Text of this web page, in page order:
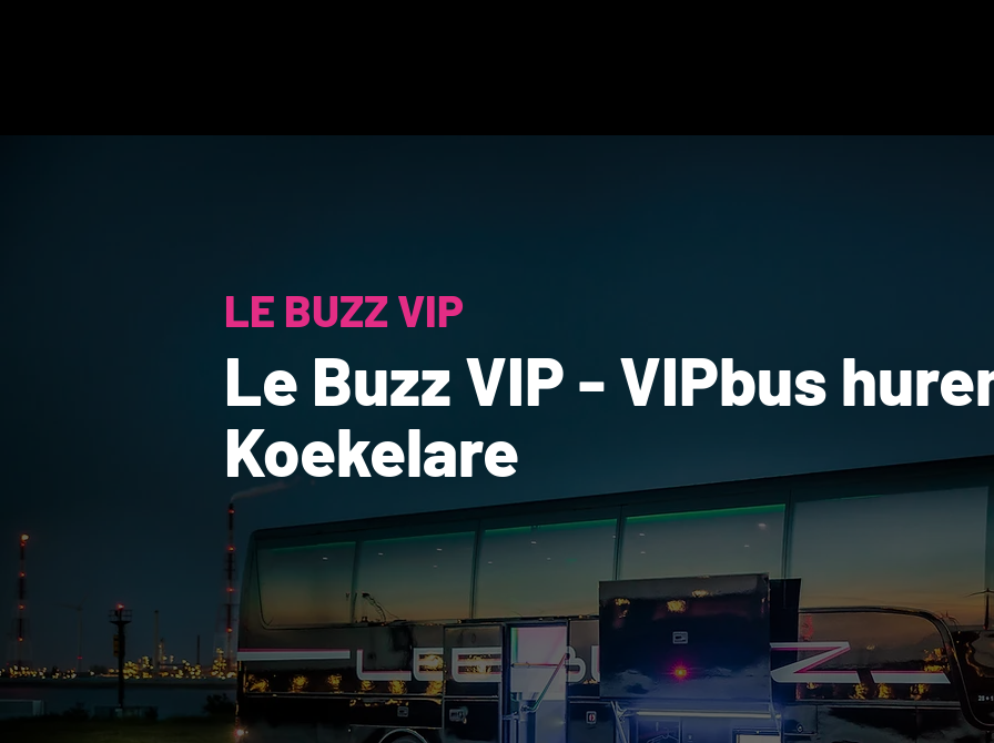
LE BUZZ VIP
Le Buzz VIP - VIPbus
Koekelare